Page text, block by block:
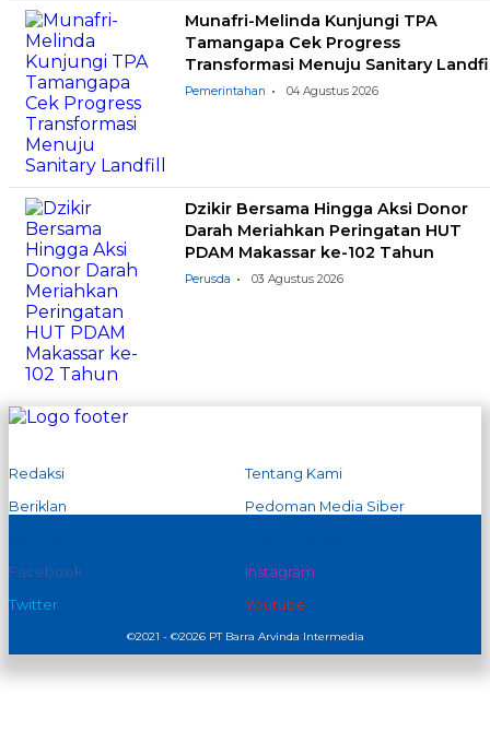
Munafri-Melinda Kunjungi TPA
Tamangapa Cek Progress
Transformasi Menuju Sanitary
Pemerintahan 04 Agustus 2026
Dzikir Bersama Hingga Aksi Donor
Darah Meriahkan Peringatan HUT
PDAM Makassar ke-102 Tahun
Perusda 03 Agustus 2026
Redaksi
Tentang Kami
Beriklan
Pedoman Media Siber
Facebook
Instagram
Twitter
Youtube
©2021 - ©2026 PT Barra Arvinda Intermedia